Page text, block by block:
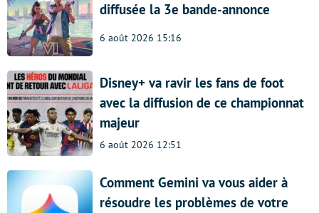
diffusée la 3e bande-annonce
6 août 2026 15:16
Disney+ va ravir les fans de foot
avec la diffusion de ce championnat
majeur
6 août 2026 12:51
Comment Gemini va vous aider à
résoudre les problèmes de votre